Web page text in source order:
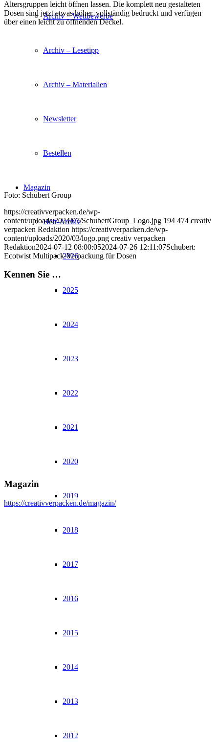
Archiv – Wettbewerbe
Archiv – Lesetipp
Archiv – Materialien
Newsletter
Bestellen
Magazin
Heft-Archiv
2026
2025
2024
2023
2022
2021
2020
2019
2018
2017
2016
2015
2014
2013
2012
Altersgruppen leicht öffnen lassen. Die komplett neu gestalteten
Dosen sind jetzt etwas höher, vollständig bedruckt und verfügen
über einen leicht zu öffnenden Deckel.
Foto: Schubert Group
https://creativverpacken.de/wp-
content/uploads/2024/07/SchubertGroup_Logo.jpg 194 474 creativ
verpacken Redaktion https://creativverpacken.de/wp-
content/uploads/2020/03/logo.png creativ verpacken
Redaktion2024-07-12 08:00:052024-07-26 12:11:07Schubert:
Ecotwist Multipack-Verpackung für Dosen
Kennen Sie …
Magazin
https://creativverpacken.de/magazin/